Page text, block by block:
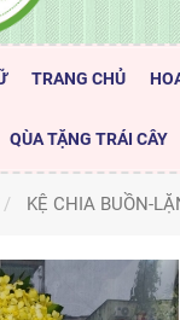
TRANG CHỦ
QÙA TẶNG TRÁI CÂY
KỆ CHIA BUỒN-